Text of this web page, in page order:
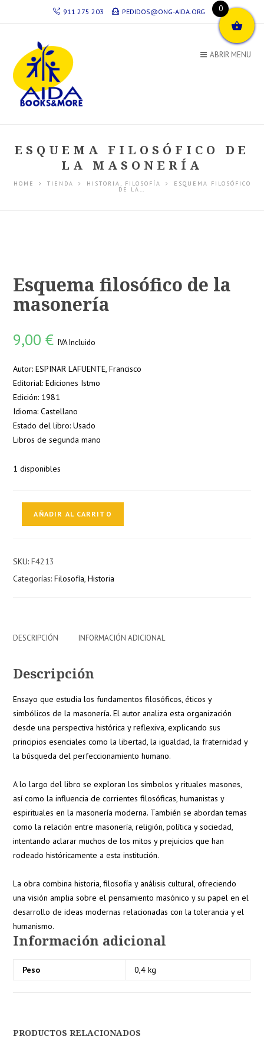
911 275 203 PEDIDOS@ONG-AIDA.ORG
ABRIR MENU
ESQUEMA FILOSÓFICO DE
LA MASONERÍA
HOME TIENDA HISTORIA , FILOSOFÍA ESQUEMA FILOSÓFICO
DE LA…
Esquema filosófico de la
masonería
9,00€ IVA Incluido
Autor: ESPINAR LAFUENTE, Francisco
Editorial: Ediciones Istmo
Edición: 1981
Idioma: Castellano
Estado del libro: Usado
Libros de segunda mano
1 disponibles
Esquema
masonería
cantidad
AÑADIR AL CARRITO
SKU:F4213
Categorías:Filosofía ,Historia
DESCRIPCIÓN INFORMACIÓN ADICIONAL
Descripción
Ensayo que estudia los fundamentos filosóficos, éticos y
simbólicos de la masonería. El autor analiza esta organización
desde una perspectiva histórica y reflexiva, explicando sus
principios esenciales como la libertad, la igualdad, la fraternidad y
la búsqueda del perfeccionamiento humano.
A lo largo del libro se exploran los símbolos y rituales masones,
así como la influencia de corrientes filosóficas, humanistas y
espirituales en la masonería moderna. También se abordan temas
como la relación entre masonería, religión, política y sociedad,
intentando aclarar muchos de los mitos y prejuicios que han
rodeado históricamente a esta institución.
La obra combina historia, filosofía y análisis cultural, ofreciendo
una visión amplia sobre el pensamiento masónico y su papel en el
desarrollo de ideas modernas relacionadas con la tolerancia y el
humanismo.
Información adicional
Peso 0,4 kg
PRODUCTOS RELACIONADOS
0